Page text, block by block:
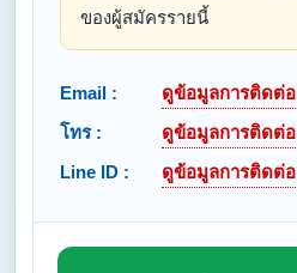
ของผู้สมัครรายนี้
Email :
ดูข้อมูลการติดต่อ
โทร :
ดูข้อมูลการติดต่อ
Line ID :
ดูข้อมูลการติดต่อ